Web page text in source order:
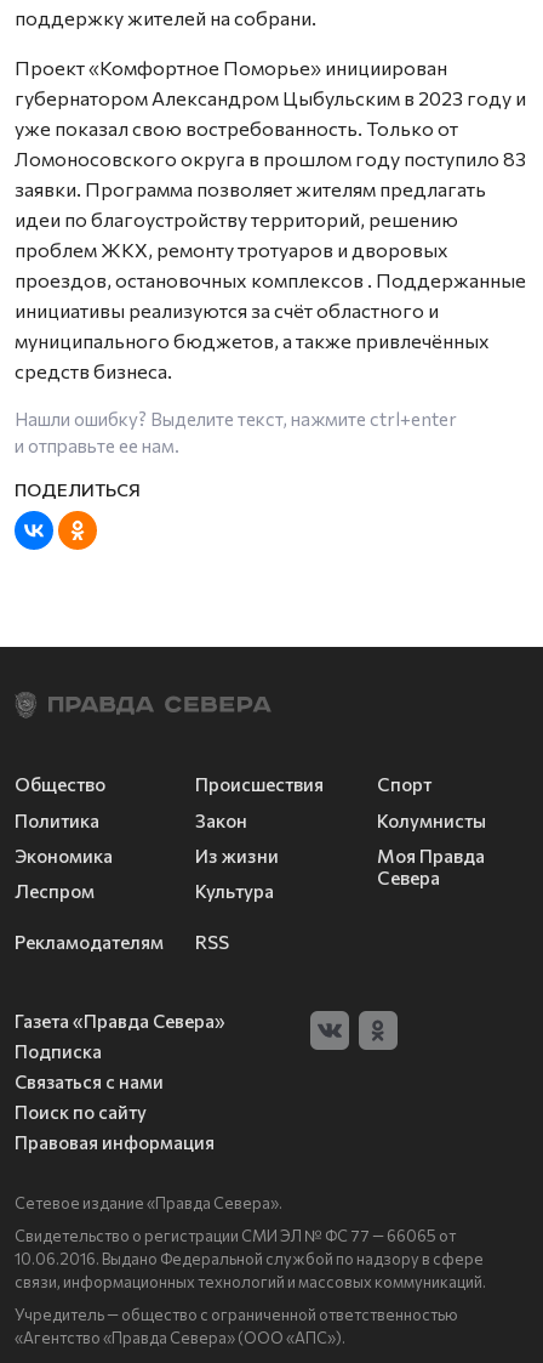
поддержку жителей на собрани.
Проект «Комфортное Поморье» инициирован
губернатором Александром Цыбульским в 2023 году и
уже показал свою востребованность. Только от
Ломоносовского округа в прошлом году поступило 83
заявки. Программа позволяет жителям предлагать
идеи по благоустройству территорий, решению
проблем ЖКХ, ремонту тротуаров и дворовых
проездов, остановочных комплексов
. Поддержанные
инициативы реализуются за счёт областного и
муниципального бюджетов, а также привлечённых
средств бизнеса.
Нашли ошибку? Выделите текст, нажмите ctrl+enter
и отправьте ее нам.
Общество
Политика
Экономика
Леспром
Происшествия
Закон
Из жизни
Культура
Спорт
Колумнисты
Моя Правда
Севера
Рекламодателям RSS
Газета «Правда Севера»
Подписка
Связаться с нами
Поиск по сайту
Правовая информация
Сетевое издание «Правда Севера».
Свидетельство о регистрации СМИ ЭЛ № ФС 77 — 66065 от
10.06.2016. Выдано Федеральной службой по надзору в сфере
связи, информационных технологий и массовых коммуникаций.
Учредитель — общество с ограниченной ответственностью
«Агентство «Правда Севера» (ООО «АПС»).